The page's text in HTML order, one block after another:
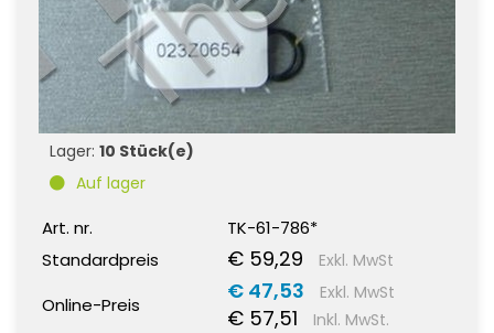
Lager: 10 Stück(e)
Auf lager
Art. nr.
TK-61-786*
Standardpreis
€ 59,29 Exkl. MwSt
Online-Preis
€ 47,53 Exkl. MwSt
€ 57,51 Inkl. MwSt.